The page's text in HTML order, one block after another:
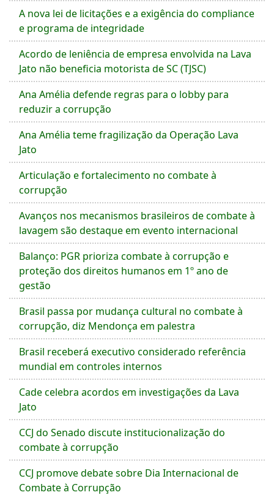
A nova lei de licitações e a exigência do compliance
e programa de integridade
Acordo de leniência de empresa envolvida na Lava
Jato não beneficia motorista de SC (TJSC)
Ana Amélia defende regras para o lobby para
reduzir a corrupção
Ana Amélia teme fragilização da Operação Lava
Jato
Articulação e fortalecimento no combate à
corrupção
Avanços nos mecanismos brasileiros de combate à
lavagem são destaque em evento internacional
Balanço: PGR prioriza combate à corrupção e
proteção dos direitos humanos em 1º ano de
gestão
Brasil passa por mudança cultural no combate à
corrupção, diz Mendonça em palestra
Brasil receberá executivo considerado referência
mundial em controles internos
Cade celebra acordos em investigações da Lava
Jato
CCJ do Senado discute institucionalização do
combate à corrupção
CCJ promove debate sobre Dia Internacional de
Combate à Corrupção